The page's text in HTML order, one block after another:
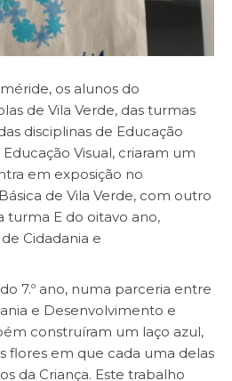
os alunos do
de Vila Verde, das turmas
disciplinas de Educação
Visual, criaram um
em exposição no
de Vila Verde, com outro
turma E do oitavo ano,
Cidadania e
7.º ano, numa parceria entre
e Desenvolvimento e
construíram um laço azul,
flores em que cada uma delas
da Criança. Este trabalho